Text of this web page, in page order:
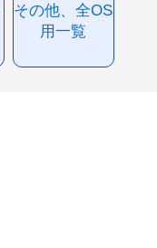
その他、全OS
用一覧